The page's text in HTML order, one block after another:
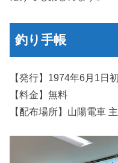
釣り手帳
【発行】1974年6月1
【料金】無料
【配布場所】山陽電車